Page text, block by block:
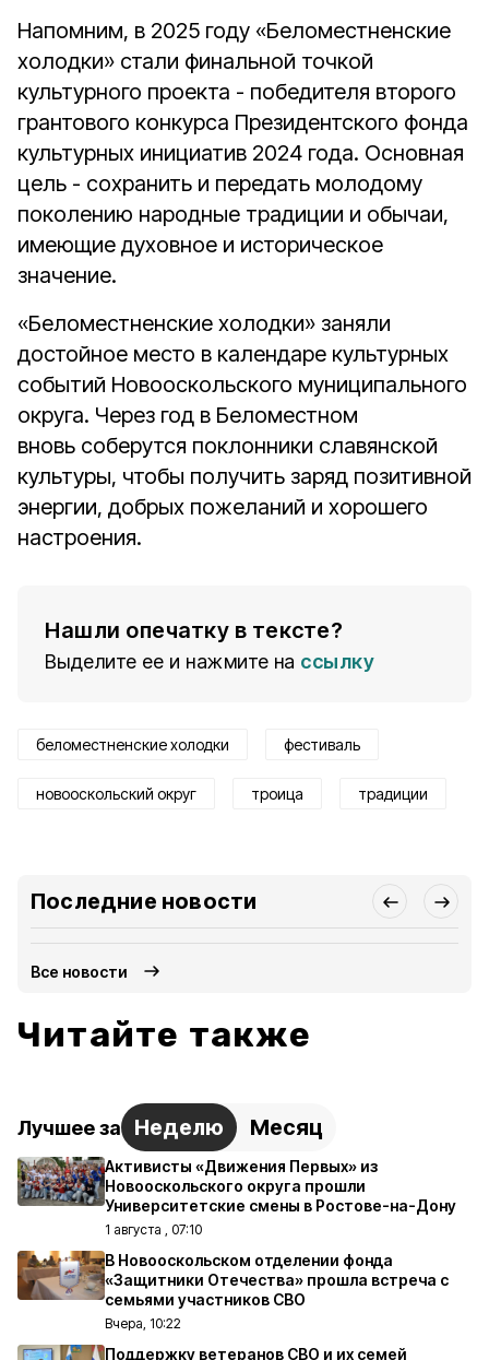
Напомним, в 2025 году «Беломестненские
холодки» стали финальной точкой
культурного проекта - победителя второго
грантового конкурса Президентского фонда
культурных инициатив 2024 года. Основная
цель - сохранить и передать молодому
поколению народные традиции и обычаи,
имеющие духовное и историческое
значение.
«Беломестненские холодки» заняли
достойное место в календаре культурных
событий Новооскольского муниципального
округа. Через год в Беломестном
вновь соберутся поклонники славянской
культуры, чтобы получить заряд позитивной
энергии, добрых пожеланий и хорошего
настроения.
Нашли опечатку в тексте?
Выделите ее и нажмите на ссылку
беломестненские холодки фестиваль
новооскольский округ троица традиции
Последние новости
Все новости
Читайте также
Лучшее за Неделю Месяц
Активисты «Движения Первых» из
Новооскольского округа прошли
Университетские смены в Ростове-на-Дону
1 августа , 07:10
В Новооскольском отделении фонда
«Защитники Отечества» прошла встреча с
семьями участников СВО
Вчера, 10:22
Поддержку ветеранов СВО и их семей